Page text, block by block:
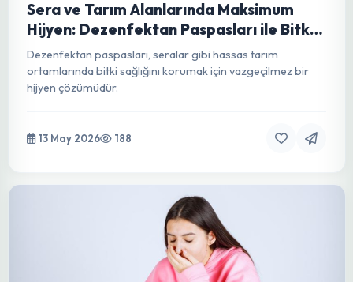
Verimliliği ve Bitki Sağlığını Yükselten
Vazgeçilmez Bir İnovasyon
Domates gövde klipsleri, vining bitkilerin sağlıklı
büyümesini destekleyerek verimi artıran, işçiliği azaltan ve
sürdürülebilir tarıma katkı sağlayan yenilikçi bir çözümdür.